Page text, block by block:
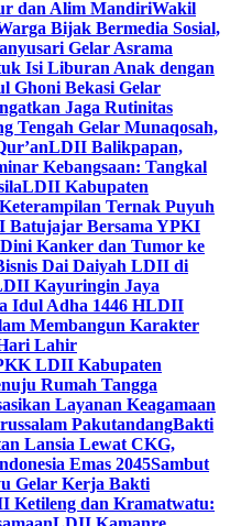
dan Alim MandiriWakil
Bijak Bermedia Sosial,
Gelar Asrama
Isi Liburan Anak dengan
Ghoni Bekasi Gelar
Jaga Rutinitas
Tengah Gelar Munaqosah,
LDII Balikpapan,
Kebangsaan: Tangkal
LDII Kabupaten
Ternak Puyuh
Batujajar Bersama YPKI
Kanker dan Tumor ke
Dai Daiyah LDII di
Kayuringin Jaya
Idul Adha 1446 HLDII
Membangun Karakter
Lahir
LDII Kabupaten
Rumah Tangga
Layanan Keagamaan
PakutandangBakti
Lansia Lewat CKG,
Emas 2045Sambut
Gelar Kerja Bakti
Ketileng dan Kramatwatu: